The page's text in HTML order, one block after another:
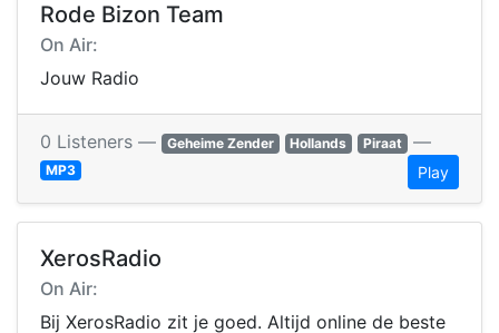
Rode Bizon Team
On Air:
Jouw Radio
0 Listeners — Geheime Zender Hollands Piraat —
MP3 Play
XerosRadio
On Air:
Bij XerosRadio zit je goed. Altijd online de beste